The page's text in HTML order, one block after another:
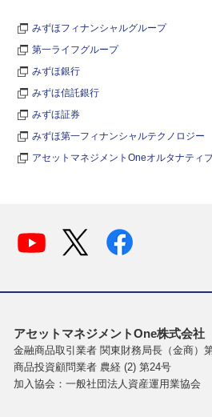
みずほフィナンシャルグループ
第一ライフグループ
みずほ銀行
みずほ信託銀行
みずほ証券
みずほ第一フィナンシャルテクノロジー
アセットマネジメントOneオルタナティ
アセットマネジメントOne株式会社
金融商品取引業者 関東財務局長（金商）
商品投資顧問業者 農経 (2) 第24号
加入協会：一般社団法人資産運用業協会